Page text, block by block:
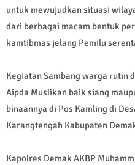
untuk mewujudkan situasi
dari berbagai macam bentuk
kamtibmas jelang Pemilu
Kegiatan Sambang warga rutin
Aipda Muslikan baik siang
binaannya di Pos Kamling di
Karangtengah Kabupaten
Kapolres Demak AKBP